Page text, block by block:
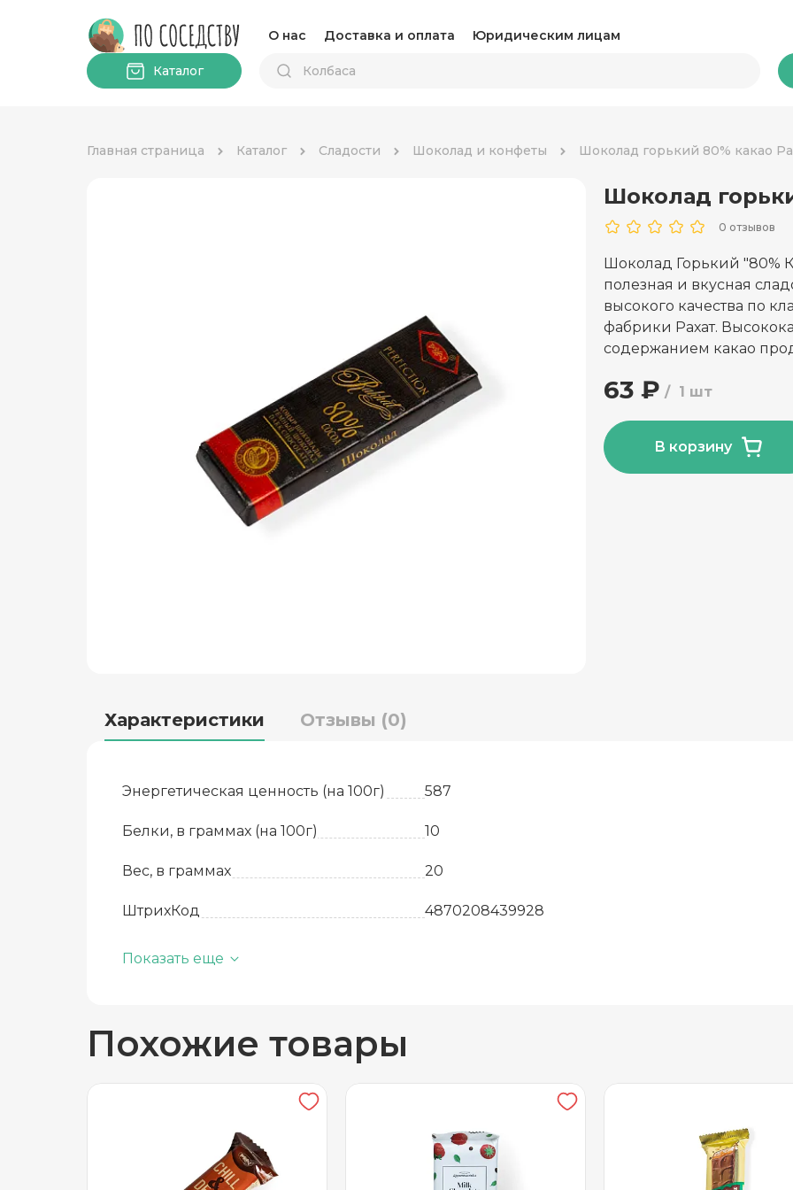
О нас Доставка и оплата Юридическим лицам
Каталог
Главная страница Каталог Сладости Шоколад и конфеты Шоколад горький 80% какао
Шоколад
0 отзывов
Шоколад Горький "80%
полезная и вкусная
высокого качества по
фабрики Рахат.
содержанием какао
1 шт
63 ₽
В корзину
Характеристики Отзывы (0)
Энергетическая ценность (на 100г) 587
Белки, в граммах (на 100г) 10
Вес, в граммах 20
ШтрихКод 4870208439928
Артикул
Жиры, в граммах (на 100 г)
Количество в упаковке 50
Показать еще
Похожие товары
Бакалея
Какао и горячий шоколад
Соль, сахар и специи
Сухари и снеки